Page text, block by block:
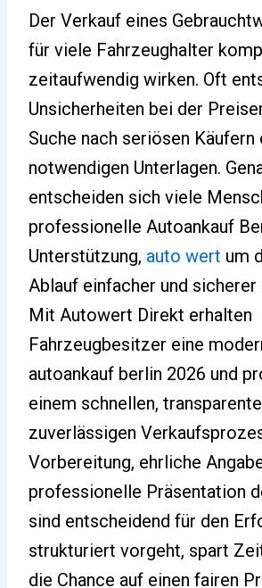
Der Verkauf eines
für viele Fahrzeughalter
zeitaufwendig wirken. Oft
Unsicherheiten bei der
Suche nach seriösen Käufern
notwendigen Unterlagen.
entscheiden sich viele
professionelle Autoankauf
Unterstützung, auto wert um
Ablauf einfacher und
Mit Autowert Direkt erhalten
Fahrzeugbesitzer eine
autoankauf berlin 2026 und
einem schnellen,
zuverlässigen
Vorbereitung, ehrliche
professionelle Präsentation
sind entscheidend für den
strukturiert vorgeht, spart
die Chance auf einen fairen